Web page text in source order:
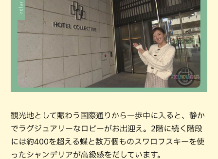
観光地として賑わう国際通りから一歩中に入ると、静か
でラグジュアリーなロビーがお出迎え。2階に続く階段
には約400を超える蝶と数万個ものスワロフスキーを使
ったシャンデリアが高級感をだしています。